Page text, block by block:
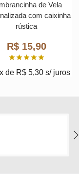
de Vela
com caixinha
rústica
R$15,90
de R$ 5,30 s/ juros